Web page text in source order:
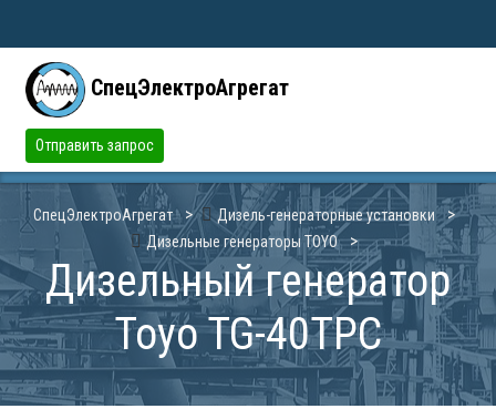
СпецЭлектроАгрегат
Отправить запрос
СпецЭлектроАгрегат
Дизель-генераторные установки
Дизельные генераторы TOYO
Дизельный генератор
Toyo TG-40TPC